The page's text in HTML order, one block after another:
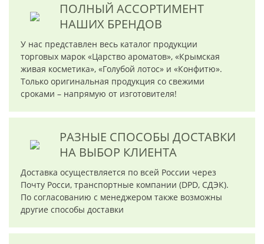
ПОЛНЫЙ АССОРТИМЕНТ
НАШИХ БРЕНДОВ
У нас представлен весь каталог продукции
торговых марок «Царство ароматов», «Крымская
живая косметика», «Голубой лотос» и «Конфитю».
Только оригинальная продукция со свежими
сроками – напрямую от изготовителя!
РАЗНЫЕ СПОСОБЫ ДОСТАВКИ
НА ВЫБОР КЛИЕНТА
Доставка осуществляется по всей России через
Почту Росси, транспортные компании (DPD, СДЭК).
По согласованию с менеджером также возможны
другие способы доставки